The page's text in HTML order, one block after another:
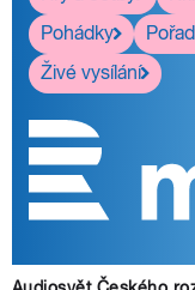
Pohádky
Živé vysílání